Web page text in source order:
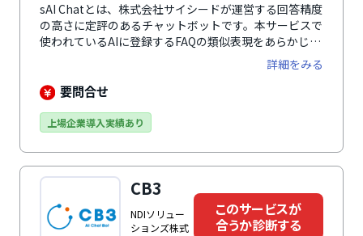
sAI Chatとは、株式会社サイシードが運営する回答精度
の高さに定評のあるチャットボットです。本サービスで
使われているAIに登録するFAQの類似表現をあらかじめ
学習させることにより、システム導入時から多種多様な
質問に回答でき、導入時の負担が抑えられます。また、
入力途中でも質問文のサジェストが表示される機能やサ
るなどのユーザー体感を高める機能、回答に画像を挿入
やすさにフォーカスした機能など、さまざまな機能が搭
載されています。さらに、利用率向上施策やFAQの改善
提案、KPI管理等などについて、カスタマーサクセスチ
ームによる総合的な支援を活用できます。
詳細をみる
要問合せ
上場企業導入実績あり
CB3
NDIソリュー
ションズ株式
このサービスが
合うか診断する